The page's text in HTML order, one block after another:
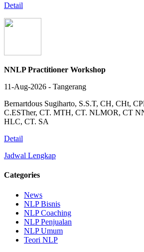
Detail
NNLP Practitioner Workshop
11-Aug-2026 - Tangerang
Bernartdous Sugiharto, S.S.T, CH, CHt,
C.ESTher, CT. MTH, CT. NLMOR, CT
HLC, CT. SA
Detail
Jadwal Lengkap
Categories
News
NLP Bisnis
NLP Coaching
NLP Penjualan
NLP Umum
Teori NLP